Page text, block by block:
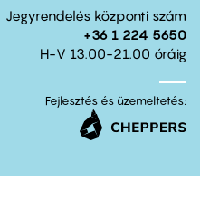
Jegyrendelés központi szám
+36 1 224 5650
H-V 13.00-21.00 óráig
Fejlesztés és üzemeltetés: